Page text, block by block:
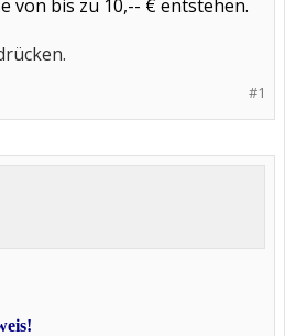
von bis zu 10,-- € entstehen.
#1